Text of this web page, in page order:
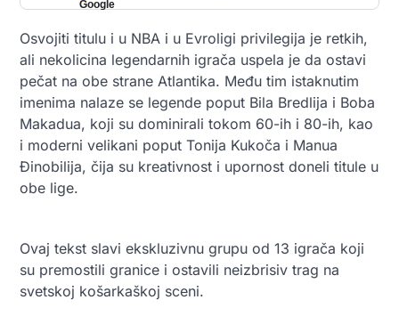
Osvojiti titulu i u NBA i u Evroligi privilegija je retkih,
ali nekolicina legendarnih igrača uspela je da ostavi
pečat na obe strane Atlantika. Među tim istaknutim
imenima nalaze se legende poput Bila Bredlija i Boba
Makadua, koji su dominirali tokom 60-ih i 80-ih, kao
i moderni velikani poput Tonija Kukoča i Manua
Đinobilija, čija su kreativnost i upornost doneli titule u
obe lige.
Ovaj tekst slavi ekskluzivnu grupu od 13 igrača koji
su premostili granice i ostavili neizbrisiv trag na
svetskoj košarkaškoj sceni.